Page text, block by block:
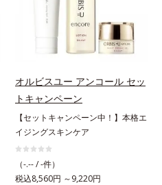
オルビスユー アンコール セッ
トキャンペーン
【セットキャンペーン中！】本格エ
イジングスキンケア
（-.-- / -件）
税込8,560円 ～9,220円